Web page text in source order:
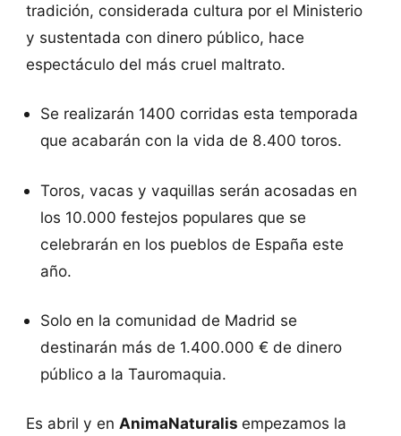
tradición, considerada cultura por el Ministerio
y sustentada con dinero público, hace
espectáculo del más cruel maltrato.
Se realizarán 1400 corridas esta temporada
que acabarán con la vida de 8.400 toros.
Toros, vacas y vaquillas serán acosadas en
los 10.000 festejos populares que se
celebrarán en los pueblos de España este
año.
Solo en la comunidad de Madrid se
destinarán más de 1.400.000 € de dinero
público a la Tauromaquia.
Es abril y en AnimaNaturalis empezamos la